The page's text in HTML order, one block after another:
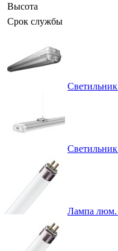
Высота
Срок службы
Лампа люм.